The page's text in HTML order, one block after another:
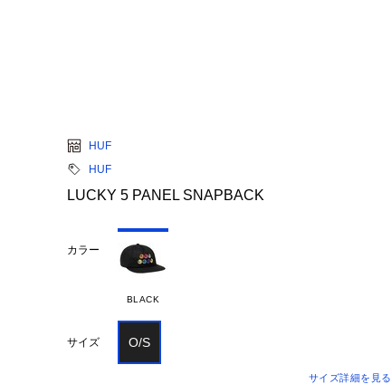
HUF
HUF
LUCKY 5 PANEL SNAPBACK
カラー
BLACK
サイズ O/S
サイズ詳細を見る